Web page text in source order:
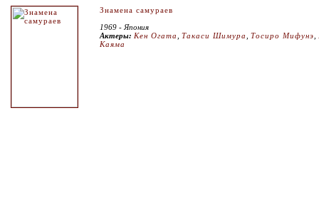
Знамена самураев
1969 - Япония
Актеры: Кен Огата Такаси Шимура Тосиро Мифунэ
Каяма